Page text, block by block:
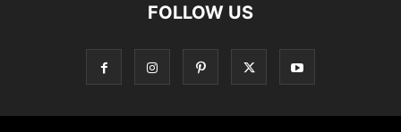
FOLLOW US